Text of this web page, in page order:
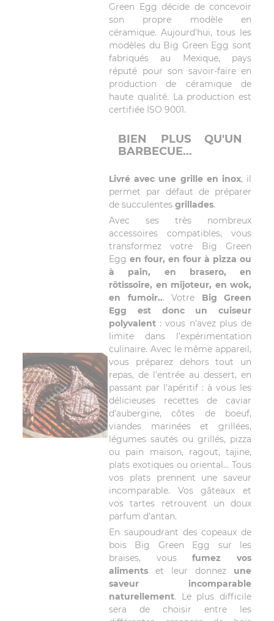
Green Egg décide de concevoir
son propre modèle en
céramique. Aujourd'hui, tous les
modèles du Big Green Egg sont
fabriqués au Mexique, pays
réputé pour son savoir-faire en
production de céramique de
haute qualité. La production est
certifiée ISO 9001.
BIEN PLUS QU'UN
BARBECUE...
Livré avec une grille en inox, il
permet par défaut de préparer
de succulentes grillades.
Avec ses très nombreux
accessoires compatibles, vous
transformez votre Big Green
Egg en four, en four à pizza ou
à pain, en brasero, en
rôtissoire, en mijoteur, en wok,
en fumoir... Votre Big Green
Egg est donc un cuiseur
polyvalent : vous n'avez plus de
limite dans l'expérimentation
culinaire. Avec le même appareil,
vous préparez dehors tout un
repas, de l'entrée au dessert, en
passant par l'apéritif : à vous les
délicieuses recettes de caviar
d'aubergine, côtes de boeuf,
viandes marinées et grillées,
légumes sautés ou grillés, pizza
ou pain maison, ragout, tajine,
plats exotiques ou oriental... Tous
vos plats prennent une saveur
incomparable. Vos gâteaux et
vos tartes retrouvent un doux
parfum d'antan.
En saupoudrant des copeaux de
bois Big Green Egg sur les
braises, vousfumez vos
aliments et leur donnez une
saveur incomparable
naturellement. Le plus difficile
sera de choisir entre les